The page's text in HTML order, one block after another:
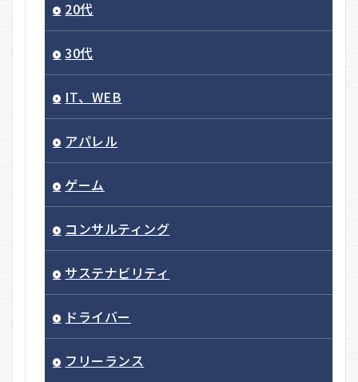
20代
30代
IT、WEB
アパレル
ゲーム
コンサルティング
サステナビリティ
ドライバー
フリーランス